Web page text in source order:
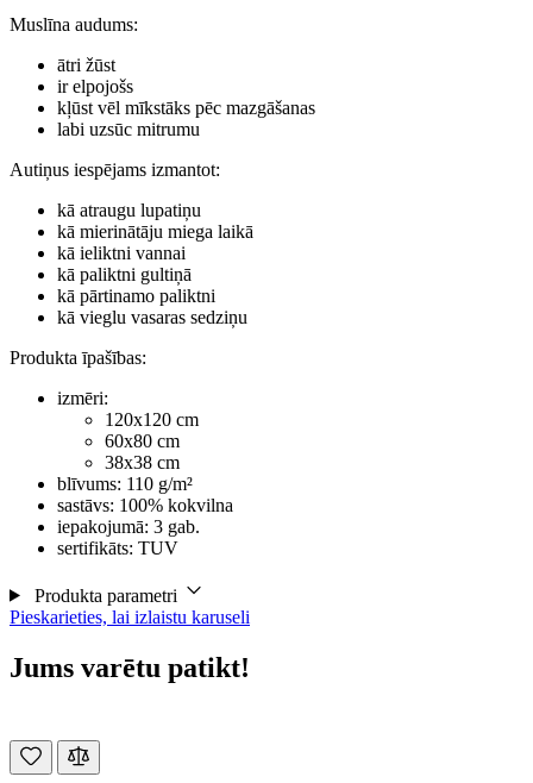
Muslīna audums:
ātri žūst
ir elpojošs
kļūst vēl mīkstāks pēc mazgāšanas
labi uzsūc mitrumu
Autiņus iespējams izmantot:
kā atraugu lupatiņu
kā mierinātāju miega laikā
kā ieliktni vannai
kā paliktni gultiņā
kā pārtinamo paliktni
kā vieglu vasaras sedziņu
Produkta īpašības:
izmēri:
120x120 cm
60x80 cm
38x38 cm
blīvums: 110 g/m²
sastāvs: 100% kokvilna
iepakojumā: 3 gab.
sertifikāts: TUV
Produkta parametri
Pieskarieties, lai izlaistu karuseli
Jums varētu patikt!